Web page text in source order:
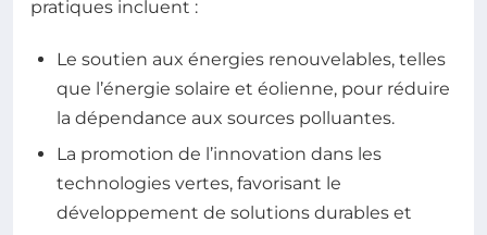
pratiques incluent :
Le soutien aux énergies renouvelables, telles
que l’énergie solaire et éolienne, pour réduire
la dépendance aux sources polluantes.
La promotion de l’innovation dans les
technologies vertes, favorisant le
développement de solutions durables et